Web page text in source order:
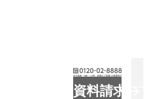
資料請求